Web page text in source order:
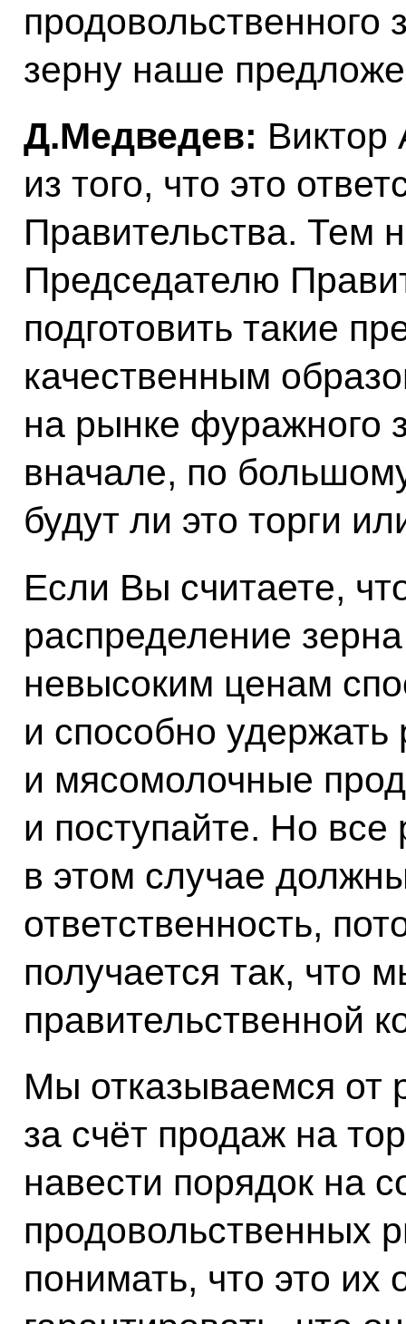
зерну наше
Д.Медведев: Виктор
из того, что это
Правительства. Тем
Председателю
подготовить такие
качественным
на рынке фуражного
вначале, по
будут ли это торги
Если Вы считаете,
распределение
невысоким ценам
и способно удержать
и мясомолочные
и поступайте. Но все
в этом случае
ответственность,
получается так, что
правительственной
Мы отказываемся от
за счёт продаж на
навести порядок на
продовольственных
понимать, что это их